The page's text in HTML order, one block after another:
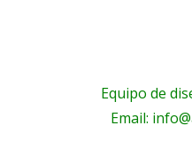
Equipo de
Email: